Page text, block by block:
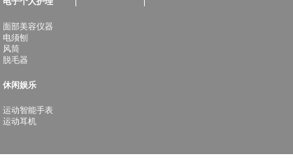
面部美容仪器
电须刨
风筒
脱毛器
休闲娱乐
运动智能手表
运动耳机